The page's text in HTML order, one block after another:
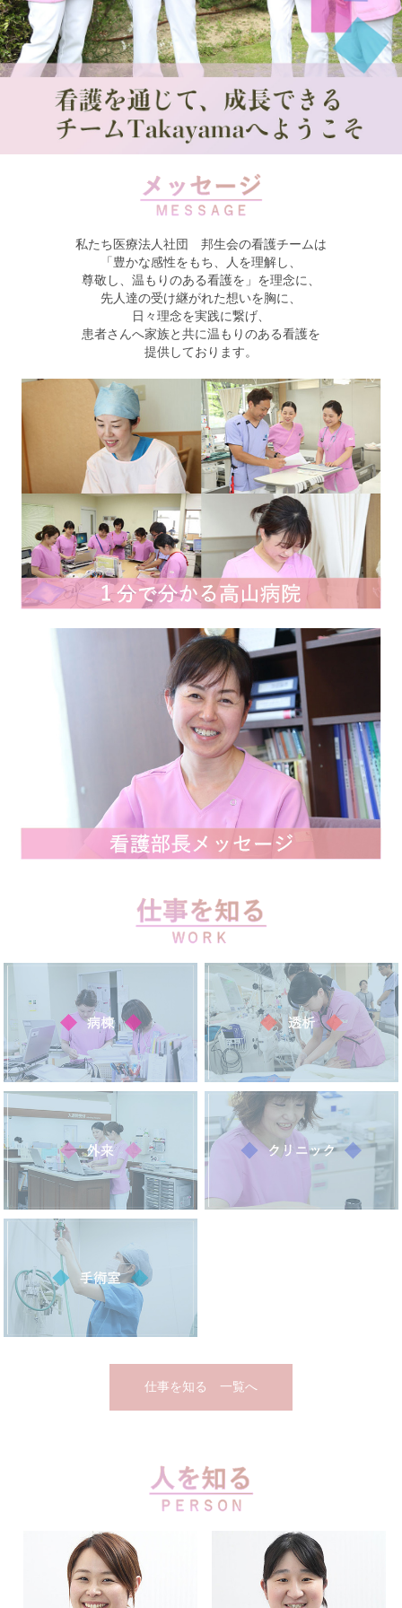
私たち医療法人社団 邦生会の看護チームは
「豊かな感性をもち、人を理解し、
尊敬し、温もりのある看護を」を理念に、
先人達の受け継がれた想いを胸に、
日々理念を実践に繋げ、
患者さんへ家族と共に温もりのある看護を
提供しております。
仕事を知る 一覧へ